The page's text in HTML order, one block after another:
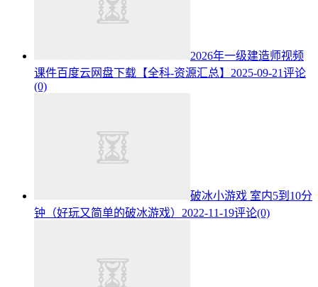
2026年一级建造师视频
课件百度云网盘下载【全科-资源汇总】 2025-09-21评论
(0)
破冰小游戏 室内5到10分
钟（好玩又简单的破冰游戏） 2022-11-19评论(0)